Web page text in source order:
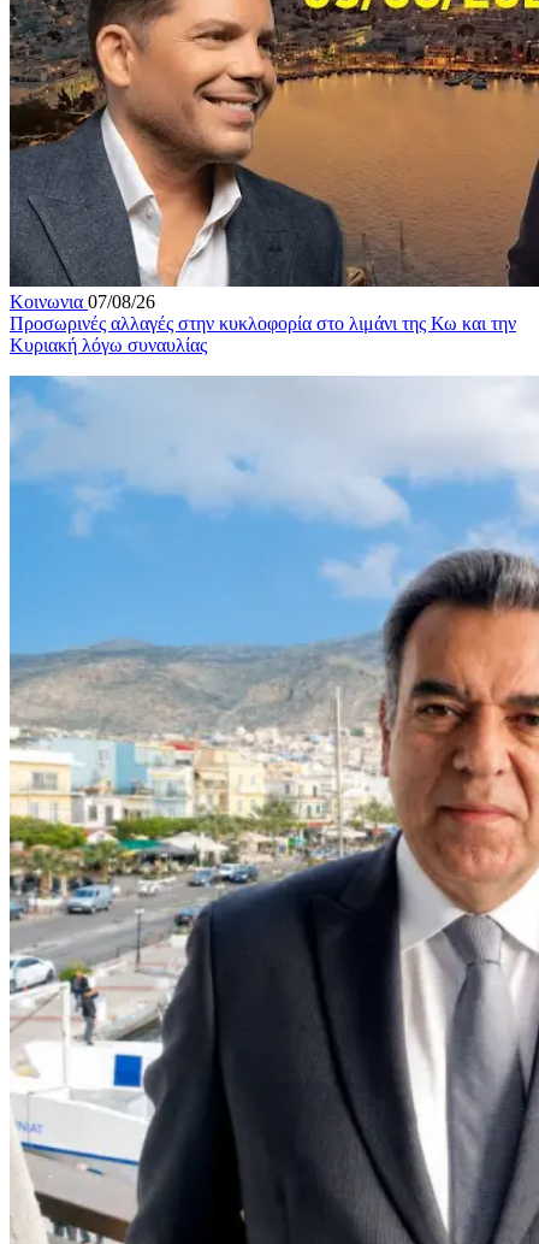
Κοινωνια 07/08/26
Προσωρινές αλλαγές στην κυκλοφορία στο λιμάνι της Κω και την
Κυριακή λόγω συναυλίας